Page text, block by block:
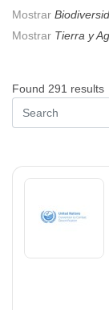
Found 291 results
Mostrar
Mostrar Tierra y